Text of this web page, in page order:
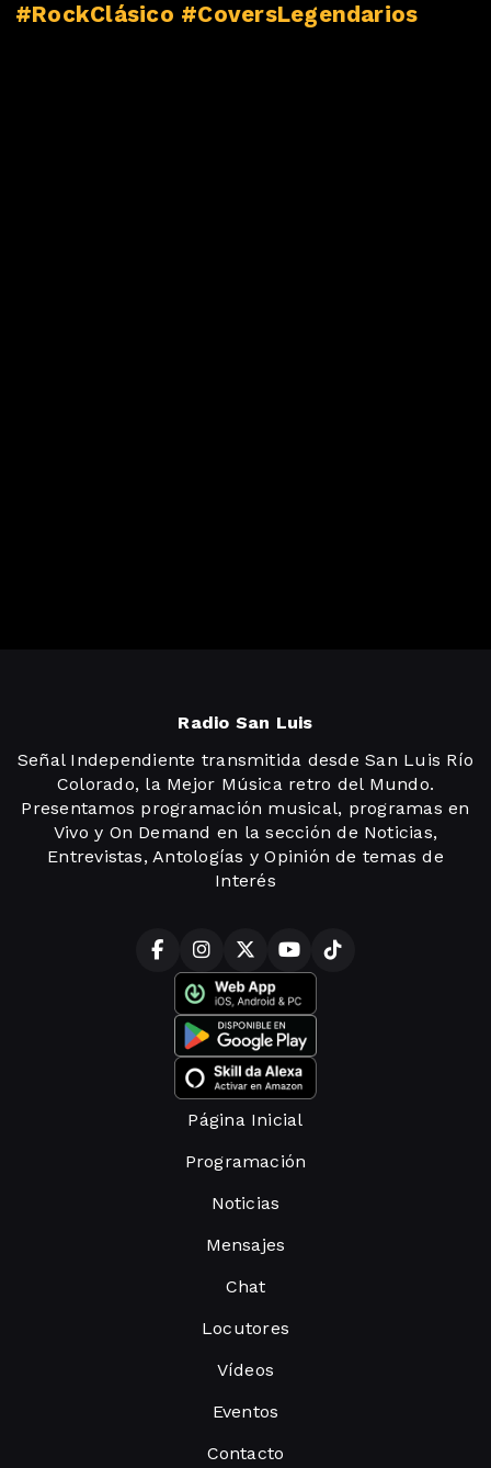
#RockClásico #CoversLegendarios
Radio San Luis
Señal Independiente transmitida desde San Luis Río
Colorado, la Mejor Música retro del Mundo.
Presentamos programación musical, programas en
Vivo y On Demand en la sección de Noticias,
Entrevistas, Antologías y Opinión de temas de
Interés
Página Inicial
Programación
Noticias
Mensajes
Chat
Locutores
Vídeos
Eventos
Contacto